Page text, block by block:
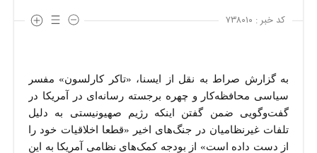
کد خبر : ۷۳۸۰۱۰
به گزارش صراط به نقل از ایسنا، «تاکر کارلسون» مفسر
سیاسی محافظه‌کار و چهره برجسته رسانه‌ای در آمریکا در
گفت‌وگویی ضمن گفتن اینکه رژیم صهیونیستی به دلیل
تلفات غیرنظامیان در جنگ‌های اخیر «قطعا اخلاقیات خود را
از دست داده است» از بودجه کمک‌های نظامی آمریکا به این